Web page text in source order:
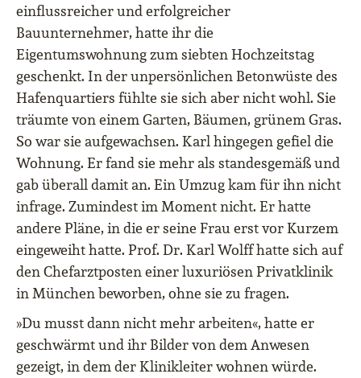
einflussreicher und erfolgreicher
Bauunternehmer, hatte ihr die
Eigentumswohnung zum siebten Hochzeitstag
geschenkt. In der unpersönlichen Betonwüste des
Hafenquartiers fühlte sie sich aber nicht wohl. Sie
träumte von einem Garten, Bäumen, grünem Gras.
So war sie aufgewachsen. Karl hingegen gefiel die
Wohnung. Er fand sie mehr als standesgemäß und
gab überall damit an. Ein Umzug kam für ihn nicht
infrage. Zumindest im Moment nicht. Er hatte
andere Pläne, in die er seine Frau erst vor Kurzem
eingeweiht hatte. Prof. Dr. Karl Wolff hatte sich auf
den Chefarztposten einer luxuriösen Privatklinik
in München beworben, ohne sie zu fragen.
»Du musst dann nicht mehr arbeiten«, hatte er
geschwärmt und ihr Bilder von dem Anwesen
gezeigt, in dem der Klinikleiter wohnen würde.